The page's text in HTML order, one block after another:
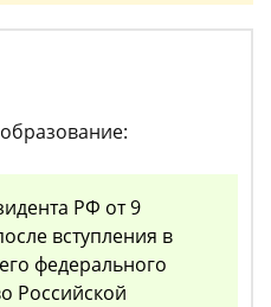
РФ от 9
вступления в
федерального
Российской